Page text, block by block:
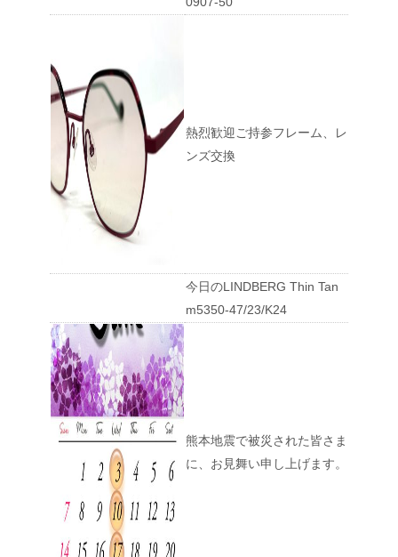
熱烈歓迎ご持参フレーム、レ
ンズ交換
今日のLINDBERG Thin Tan
m5350-47/23/K24
熊本地震で被災された皆さま
に、お見舞い申し上げます。